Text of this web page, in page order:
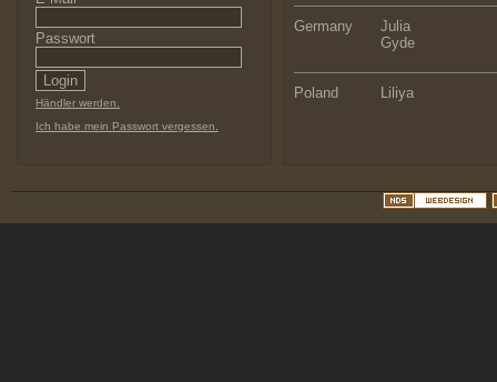
Passwort
Händler werden.
Ich habe mein Passwort vergessen.
Germany
Julia
Gyde
Poland Liliya